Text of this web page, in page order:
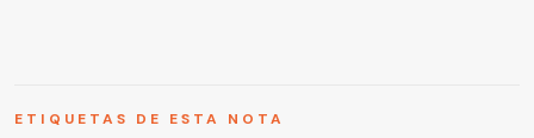
ETIQUETAS DE ESTA NOTA